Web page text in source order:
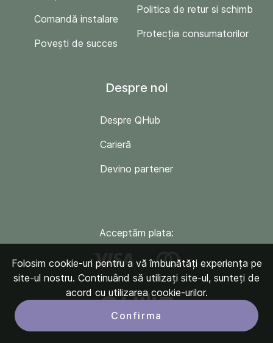
Comandă instalare
Povești de succes
Politica de retur si schimb
Protecția consumatorilor
Despre noi
Despre QHub
Carieră
Devino partener
Acceptăm plata:
Folosim cookie-uri pentru a vă îmbunătăți experiența pe
site-ul nostru. Continuând să utilizați site-ul, sunteți de
acord cu utilizarea cookie-urilor.
Confirma